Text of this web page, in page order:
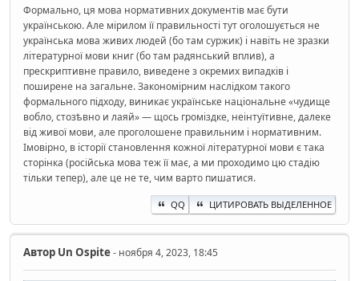
Формально, ця мова нормативних документів має бути
українською. Але мірилом її правильності тут оголошується не
українська мова живих людей (бо там суржик) і навіть не зразки
літературної мови книг (бо там радянський вплив), а
прескриптивне правило, виведене з окремих випадків і
поширене на загальне. Закономірним наслідком такого
формального підходу, виникає українське національне «чудище
вобло, стозѣвно и лаяй» — щось громіздке, неінтуїтивне, далеке
від живої мови, але проголошене правильним і нормативним.
Імовірно, в історії становлення кожної літературної мови є така
сторінка (російська мова теж її має, а ми проходимо цю стадію
тільки тепер), але це не те, чим варто пишатися.
QQ ЦИТИРОВАТЬ ВЫДЕЛЕННОЕ
Автор Un Ospite- ноября 4, 2023, 18:45